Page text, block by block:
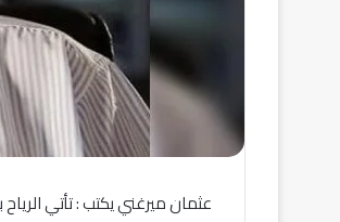
عثمان ميرغني يكتب : تأتي